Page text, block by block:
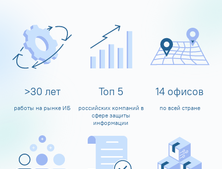
>30 лет
работы на рынке ИБ
Топ 5
российских компаний в
сфере защиты
информации
14 офисов
по всей стране